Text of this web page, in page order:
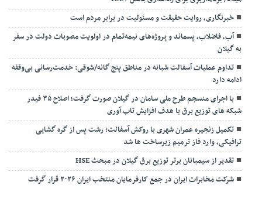
خبرنگاری، روایت حقیقت و مسئولیت‌ در برابر مردم است
آب، فاضلاب، پسماند و پروژه‌های نیمه‌تمام در اولویت مصوبات دولت در سفر
به گیلان
تداوم عملیات آسفالت‌ شبانه در مناطق پنج گانه/شوقی: خدمت‌رسانی بی‌وقفه
ادامه دارد
با اجرای منسجم طرح ملی سامان در گیلان صورت گرفت؛ اصلاح ۳۵ فیدر
شبکه های توزیع برق با هدف افزایش تاب آوری
تکمیل زنجیره عمران شهری با روکش آسفالت؛ رشت پس از گره گشایی
ترافیکی، وارد فاز ترمیم زیرساخت ها شد
تقدیر از سیمبانان برتر توزیع برق گیلان در مبحث HSE
شرکت مخابرات ایران در جمع کارفرمایان منتخب ایران ۲۰۲۶ قرار گرفت